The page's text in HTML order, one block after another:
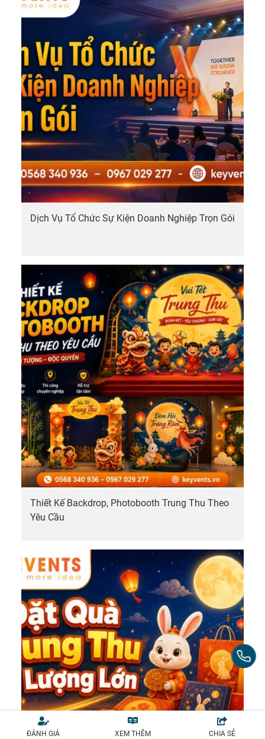
Dịch Vụ Tổ Chức Sự Kiện Doanh Nghiệp Trọn Gói
Thiết Kế Backdrop, Photobooth Trung Thu Theo
Yêu Cầu
ĐÁNH GIÁ XEM THÊM CHIA SẺ